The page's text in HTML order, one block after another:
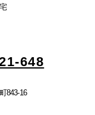
648
843-16